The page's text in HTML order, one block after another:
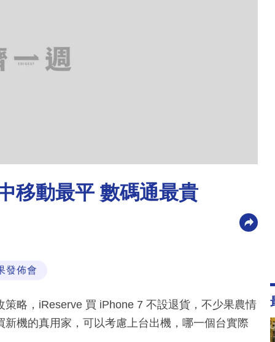
移動最平 數碼通最貴
發佈會
略，iReserve 買 iPhone 7 不設退貨，不少果農情
機的真用家，可以考慮上台出機，哪一個台實際